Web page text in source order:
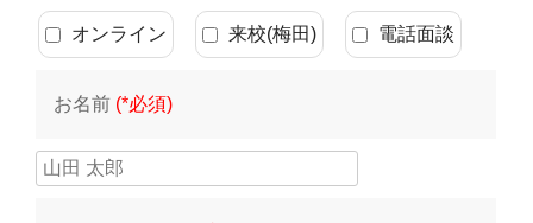
オンライン 来校(梅田) 電話面談
お名前 (*必須)